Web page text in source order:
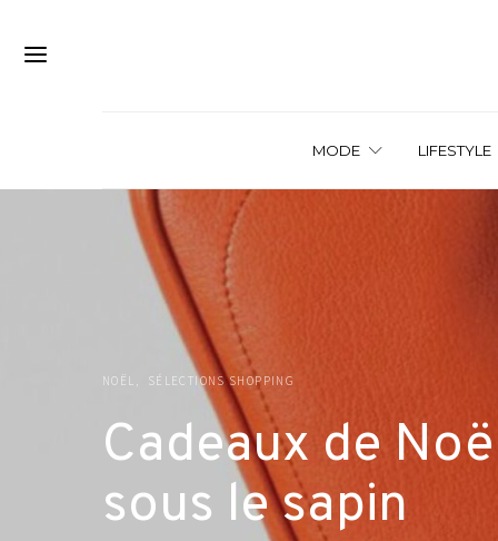
MODE LIFESTYLE
NOËL SÉLECTIONS SHOPPING
Cadeaux de
sous le sapin